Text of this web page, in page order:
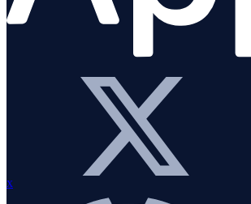
Jinja2
MySQL
Pika
PostgreSQL
Redis
Requests
Starlette
x